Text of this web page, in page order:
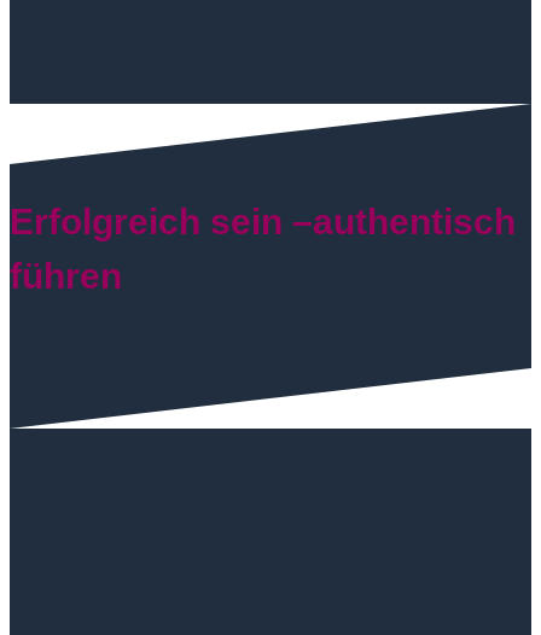
Erfolgreich sein –authentisch
führen